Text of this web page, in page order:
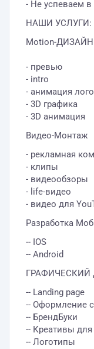
- Не успеваем в
НАШИ УСЛУГИ:
Motion-
- превью
- intro
- анимация
- 3D графика
- 3D анимация
Видео-Монтаж
- рекламная
- клипы
- видеообзоры
- life-видео
- видео для
Разработка
-- IOS
-- Android
ГРАФИЧЕСКИЙ
-- Landing page
-- Оформление
-- БрендБуки
-- Креативы
-- Логотипы